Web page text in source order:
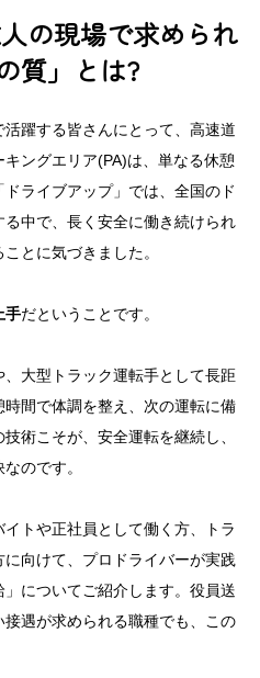
の現場で求められ
質」とは?
躍する皆さんにとって、高速道
ングエリア(PA)は、単なる休憩
ライブアップ」では、全国のド
中で、長く安全に働き続けられ
とに気づきました。
手だということです。
大型トラック運転手として長距
間で体調を整え、次の運転に備
術こそが、安全運転を継続し、
のです。
トや正社員として働く方、トラ
向けて、プロドライバーが実践
についてご紹介します。役員送
遇が求められる職種でも、この